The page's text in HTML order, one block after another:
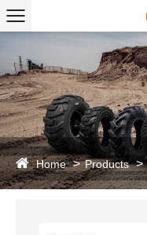
Home Products